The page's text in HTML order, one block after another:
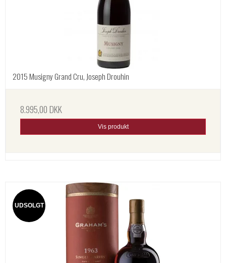
2015 Musigny Grand Cru, Joseph Drouhin
8.995,00 DKK
Vis produkt
UDSOLGT